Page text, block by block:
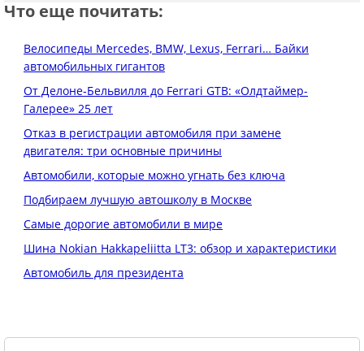
Что еще почитать:
Велосипеды Mercedes, BMW, Lexus, Ferrari… Байки
автомобильных гигантов
От Делоне‑Бельвилля до Ferrari GTB: «Олдтаймер-
Галерее» 25 лет
Отказ в регистрации автомобиля при замене
двигателя: три основные причины
Автомобили, которые можно угнать без ключа
Подбираем лучшую автошколу в Москве
Самые дорогие автомобили в мире
Шина Nokian Hakkapeliitta LT3: обзор и характеристики
Автомобиль для президента